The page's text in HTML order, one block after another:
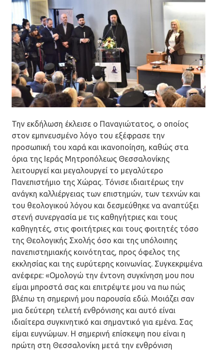
Την εκδήλωση έκλεισε ο Παναγιώτατος, ο οποίος
στον εμπνευσμένο λόγο του εξέφρασε την
προσωπική του χαρά και ικανοποίηση, καθώς στα
όρια της Ιεράς Μητροπόλεως Θεσσαλονίκης
λειτουργεί και μεγαλουργεί το μεγαλύτερο
Πανεπιστήμιο της Χώρας. Τόνισε ιδιαιτέρως την
ανάγκη καλλιέργειας των επιστημών, των τεχνών και
του θεολογικού λόγου και δεσμεύθηκε να αναπτύξει
στενή συνεργασία με τις καθηγήτριες και τους
καθηγητές, στις φοιτήτριες και τους φοιτητές τόσο
της Θεολογικής Σχολής όσο και της υπόλοιπης
πανεπιστημιακής κοινότητας, προς όφελος της
εκκλησίας και της ευρύτερης κοινωνίας. Συγκεκριμένα
ανέφερε: «Ομολογώ την έντονη συγκίνηση μου που
είμαι μπροστά σας και επιτρέψτε μου να πω πώς
βλέπω τη σημερινή μου παρουσία εδώ. Μοιάζει σαν
μια δεύτερη τελετή ενθρόνισης και αυτό είναι
ιδιαίτερα συγκινητικό και σημαντικό για εμένα. Σας
είμαι ευγνώμων. Η σημερινή επίσκεψη που είναι η
πρώτη στη Θεσσαλονίκη μετά την ενθρόνιση